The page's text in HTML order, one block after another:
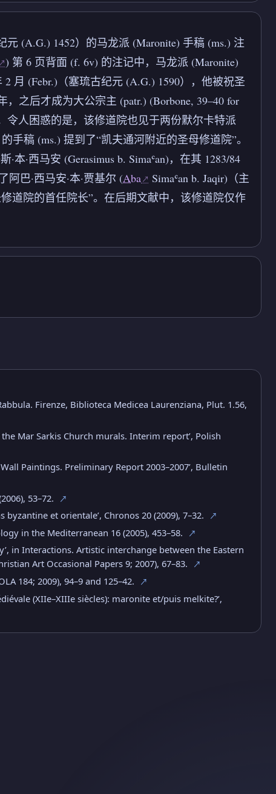
(A.G.) 1452）的马龙派 (Maronite) 手稿 (ms.) 注
) 第 6 页背面 (f. 6v) 的注记中，马龙派 (Maronite)
月 (Febr.)（塞琉古纪元 (A.G.) 1590），他被祝圣
之后才成为大公宗主 (patr.) (Borbone, 39–40 for
。令人困惑的是，该修道院也见于两份默尔卡特派
手稿 (ms.) 提到了“凯夫通河附近的圣母修道院”。
本·西马安 (Gerasimus b. Simaʿan)，在其 1283/84
巴·西马安·本·贾基尔 (Aba
Simaʿan b. Jaqir)（主
道院的首任院长”。在后期文献中，该修道院仅作
Firenze, Biblioteca Medicea Laurenziana, Plut. 1.56,
Mar Sarkis Church murals. Interim report’, Polish
Paintings. Preliminary Report 2003–2007’, Bulletin
53–72. ↗
et orientale’, Chronos 20 (2009), 7–32. ↗
in the Mediterranean 16 (2005), 453–58. ↗
in Interactions. Artistic interchange between the Eastern
Art Occasional Papers 9; 2007), 67–83.
↗
184; 2009), 94–9 and 125–42. ↗
(XIIe–XIIIe siècles): maronite et/puis melkite?’,